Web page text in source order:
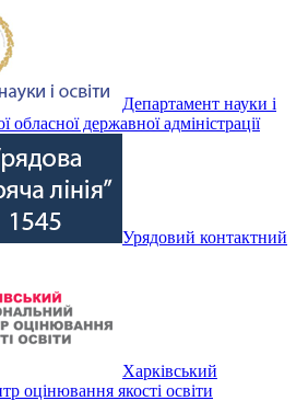
Департамент науки і
обласної державної адміністрації
Урядовий контактний
Харківський
оцінювання якості освіти